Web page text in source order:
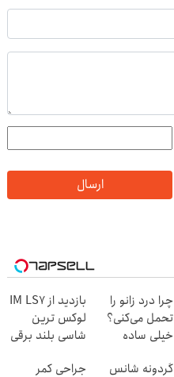
ارسال
چرا درد زانو را
تحمل می‌کنی؟
خیلی ساده
کن
بازدید از IM LS7
لوکس ترین
شاسی بلند برقی
انقلاب
گردونه شانس جراحی کمر